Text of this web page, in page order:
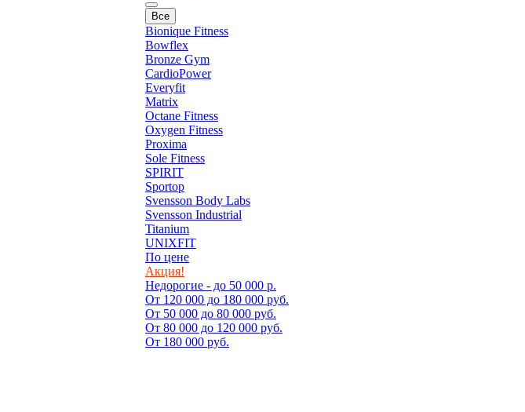
Все
Bionique Fitness
Bowflex
Bronze Gym
CardioPower
Everyfit
Matrix
Octane Fitness
Oxygen Fitness
Proxima
Sole Fitness
SPIRIT
Sportop
Svensson Body Labs
Svensson Industrial
Titanium
UNIXFIT
По цене
Акция!
Недорогие - до 50 000 р.
От 120 000 до 180 000 руб.
От 50 000 до 80 000 руб.
От 80 000 до 120 000 руб.
От 180 000 руб.